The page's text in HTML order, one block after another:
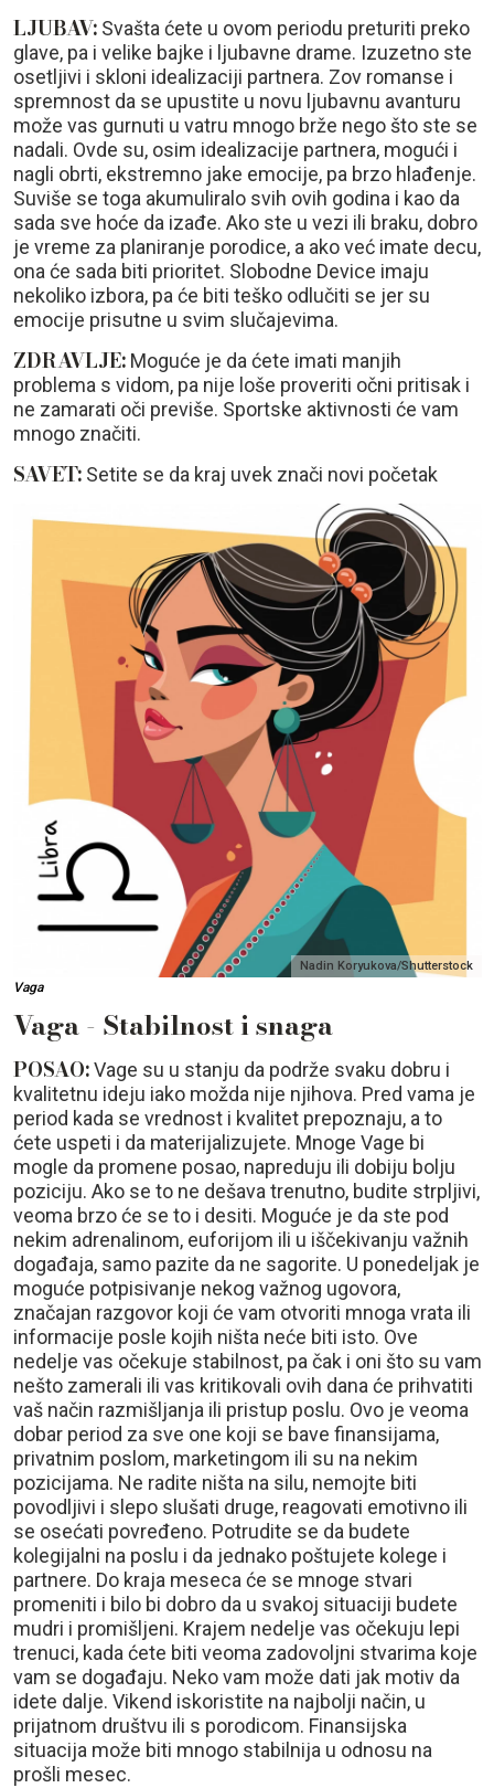
LJUBAV:Svašta ćete u ovom periodu preturiti preko
glave, pa i velike bajke i ljubavne drame. Izuzetno ste
osetljivi i skloni idealizaciji partnera. Zov romanse i
spremnost da se upustite u novu ljubavnu avanturu
može vas gurnuti u vatru mnogo brže nego što ste se
nadali. Ovde su, osim idealizacije partnera, mogući i
nagli obrti, ekstremno jake emocije, pa brzo hlađenje.
Suviše se toga akumuliralo svih ovih godina i kao da
sada sve hoće da izađe. Ako ste u vezi ili braku, dobro
je vreme za planiranje porodice, a ako već imate decu,
ona će sada biti prioritet. Slobodne Device imaju
nekoliko izbora, pa će biti teško odlučiti se jer su
emocije prisutne u svim slučajevima.
ZDRAVLJE:Moguće je da ćete imati manjih
problema s vidom, pa nije loše proveriti očni pritisak i
ne zamarati oči previše. Sportske aktivnosti će vam
mnogo značiti.
SAVET:Setite se da kraj uvek znači novi početak
Nadin Koryukova/Shutterstock
Vaga
Vaga - Stabilnost i snaga
POSAO:Vage su u stanju da podrže svaku dobru i
kvalitetnu ideju iako možda nije njihova. Pred vama je
period kada se vrednost i kvalitet prepoznaju, a to
ćete uspeti i da materijalizujete. Mnoge Vage bi
mogle da promene posao, napreduju ili dobiju bolju
poziciju. Ako se to ne dešava trenutno, budite strpljivi,
veoma brzo će se to i desiti. Moguće je da ste pod
nekim adrenalinom, euforijom ili u iščekivanju važnih
događaja, samo pazite da ne sagorite. U ponedeljak je
moguće potpisivanje nekog važnog ugovora,
značajan razgovor koji će vam otvoriti mnoga vrata ili
informacije posle kojih ništa neće biti isto. Ove
nedelje vas očekuje stabilnost, pa čak i oni što su vam
nešto zamerali ili vas kritikovali ovih dana će prihvatiti
vaš način razmišljanja ili pristup poslu. Ovo je veoma
dobar period za sve one koji se bave finansijama,
privatnim poslom, marketingom ili su na nekim
pozicijama. Ne radite ništa na silu, nemojte biti
povodljivi i slepo slušati druge, reagovati emotivno ili
se osećati povređeno. Potrudite se da budete
kolegijalni na poslu i da jednako poštujete kolege i
partnere. Do kraja meseca će se mnoge stvari
promeniti i bilo bi dobro da u svakoj situaciji budete
mudri i promišljeni. Krajem nedelje vas očekuju lepi
trenuci, kada ćete biti veoma zadovoljni stvarima koje
vam se događaju. Neko vam može dati jak motiv da
idete dalje. Vikend iskoristite na najbolji način, u
prijatnom društvu ili s porodicom. Finansijska
situacija može biti mnogo stabilnija u odnosu na
prošli mesec.